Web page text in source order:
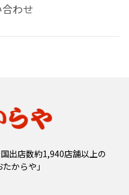
わせ
出店数約1,940店舗以上の
からや」